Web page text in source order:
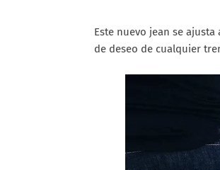
Este nuevo jean se
de deseo de cualquier